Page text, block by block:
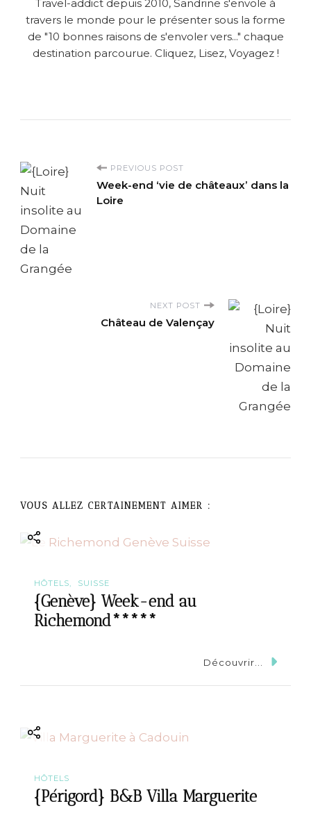
Travel-addict depuis 2010, Sandrine s'envole à
travers le monde pour le présenter sous la forme
de "10 bonnes raisons de s'envoler vers..." chaque
destination parcourue. Cliquez, Lisez, Voyagez !
P
o
s
t
a
t
n
PREVIOUS POST
Week-end ‘vie de châteaux’ dans la
Loire
NEXT POST
Château de Valençay
VOUS ALLEZ CERTAINEMENT AIMER :
HÔTELS SUISSE
{Genève} Week-end au
Richemond*****
Découvrir...
HÔTELS
{Périgord} B&B Villa Marguerite